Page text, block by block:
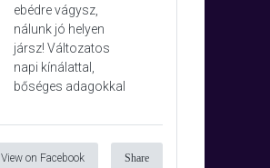
ebédre vágysz,
nálunk jó helyen
jársz! Változatos
napi kínálattal,
bőséges adagokkal
View on Facebook Share